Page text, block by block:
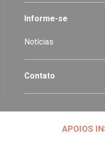
Informe-se
Notícias
Contato
APOIOS